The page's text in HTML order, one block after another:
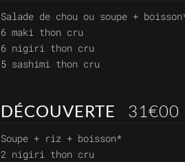
Salade de chou ou soupe +
6 maki thon cru
6 nigiri thon cru
5 sashimi thon cru
DÉCOUVERTE 31€00
Soupe + riz + boisson*
2 nigiri thon cru